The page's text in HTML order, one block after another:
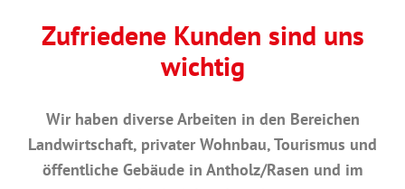
Zufriedene Kunden sind uns
wichtig
Wir haben diverse Arbeiten in den Bereichen
Landwirtschaft, privater Wohnbau, Tourismus und
öffentliche Gebäude in Antholz/Rasen und im